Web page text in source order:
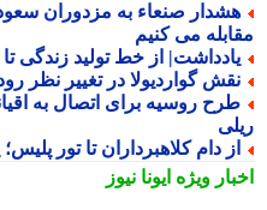
صنعاء به مزدوران
می کنیم
از خط تولید زندگی تا
گواردیولا در تغییر نظر رودری
روسیه برای اتصال به
دام کلاهبرداران تا تور پلیس؛
ویژهایونا نیوز